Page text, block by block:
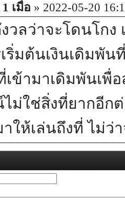
เมื่อ » 2022-05-20
วลว่าจะโดนโกง
ริ่มต้นเงินเดิมพัน
ข้ามาเดิมพันเพื่
ม่ใช่สิ่งที่ยากอีก
ให้เล่นถึงที่ ไม่ว่